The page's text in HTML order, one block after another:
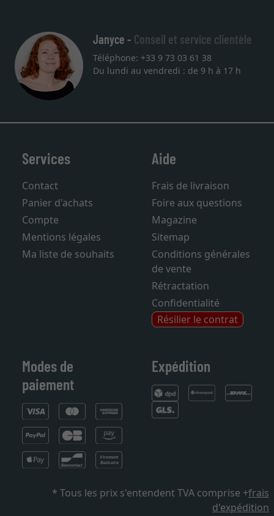
Janyce - Conseil et service clientèle
Téléphone: +33 9 73 03 61 38
Du lundi au vendredi : de 9 h à 17 h
Services
Contact
Panier d'achats
Compte
Mentions légales
Ma liste de souhaits
Aide
Frais de livraison
Foire aux questions
Magazine
Sitemap
Conditions générales
de vente
Rétractation
Confidentialité
Résilier le contrat
Modes de
paiement
Expédition
* Tous les prix s'entendent TVA comprise +frais
d'expédition